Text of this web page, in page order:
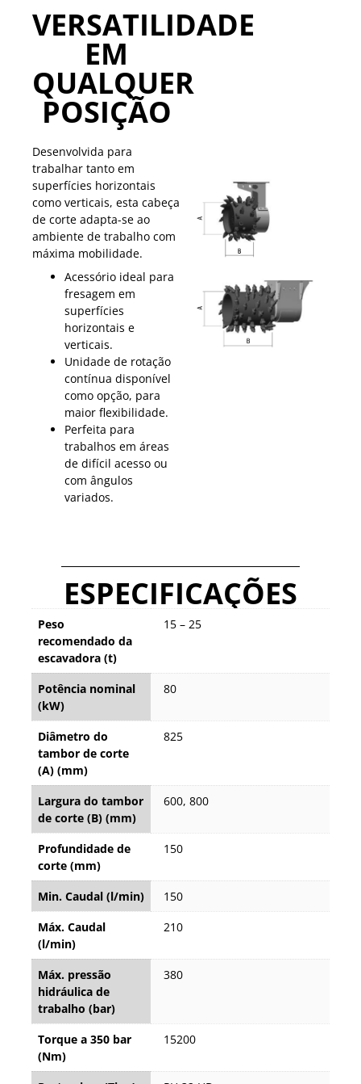
VERSATILIDADE
EM
QUALQUER
POSIÇÃO
Desenvolvida para
trabalhar tanto em
superfícies horizontais
como verticais, esta cabeça
de corte adapta-se ao
ambiente de trabalho com
máxima mobilidade.
Acessório ideal para
fresagem em
superfícies
horizontais e
verticais.
Unidade de rotação
contínua disponível
como opção, para
maior flexibilidade.
Perfeita para
trabalhos em áreas
de difícil acesso ou
com ângulos
variados.
ESPECIFICAÇÕES
Peso
recomendado da
escavadora (t)
15 – 25
Potência nominal
(kW)
80
Diâmetro do
tambor de corte
(A) (mm)
825
Largura do tambor
de corte (B) (mm)
600, 800
Profundidade de
corte (mm)
150
Min. Caudal (l/min)
150
Máx. Caudal
(l/min)
210
Máx. pressão
hidráulica de
trabalho (bar)
380
Torque a 350 bar
(Nm)
15200